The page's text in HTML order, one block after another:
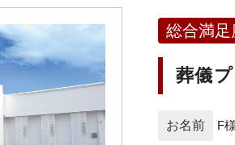
総合満足
葬儀
お名前 F様